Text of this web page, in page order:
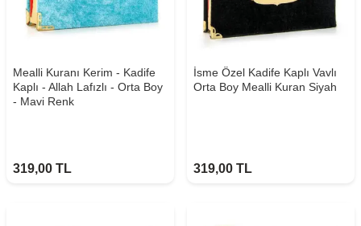
Mealli Kuranı Kerim - Kadife
Kaplı - Allah Lafızlı - Orta Boy
- Mavi Renk
319,00 TL
İsme Özel Kadife Kaplı Vavlı
Orta Boy Mealli Kuran Siyah
319,00 TL